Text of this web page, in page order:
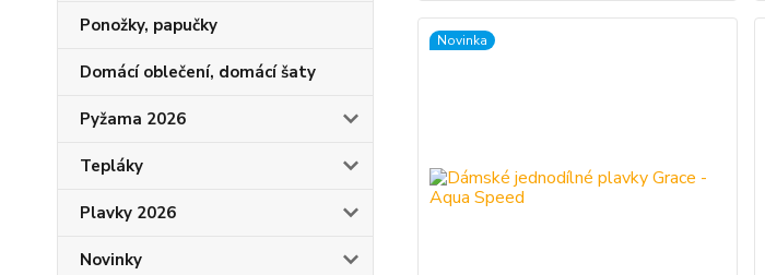
Ponožky, papučky
Domácí oblečení, domácí šaty
Pyžama 2026
Tepláky
Plavky 2026
Novinky
Novinka